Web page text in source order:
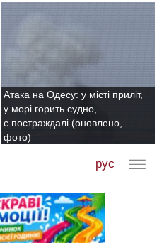
Атака на Одесу: у місті приліт,
у морі горить судно,
є постраждалі (оновлено,
фото)
рус